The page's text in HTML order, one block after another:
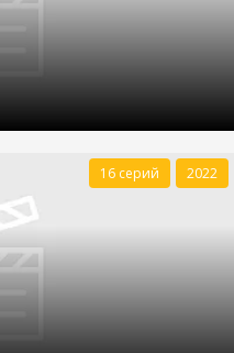
16 серий 2022